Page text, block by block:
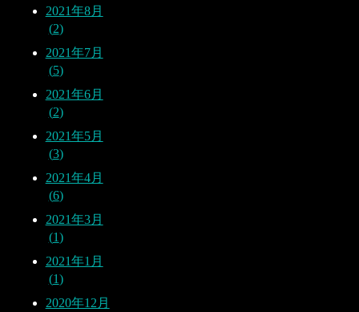
2021年8月
2
2021年7月
5
2021年6月
2
2021年5月
3
2021年4月
6
2021年3月
1
2021年1月
1
2020年12月